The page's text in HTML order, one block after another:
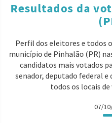
Resultados da
Perfil dos eleitores e todos
município de Pinhalão (PR)
candidatos mais votados
senador, deputado federal
todos os locais
07/